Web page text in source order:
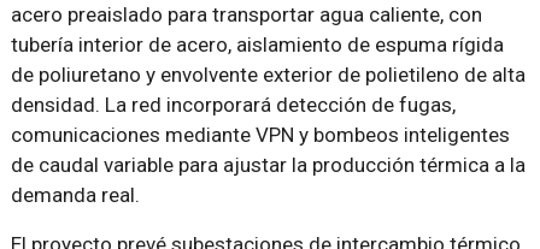
acero preaislado para transportar agua caliente, con
tubería interior de acero, aislamiento de espuma rígida
de poliuretano y envolvente exterior de polietileno de alta
densidad. La red incorporará detección de fugas,
comunicaciones mediante VPN y bombeos inteligentes
de caudal variable para ajustar la producción térmica a la
demanda real.
El proyecto prevé subestaciones de intercambio térmico